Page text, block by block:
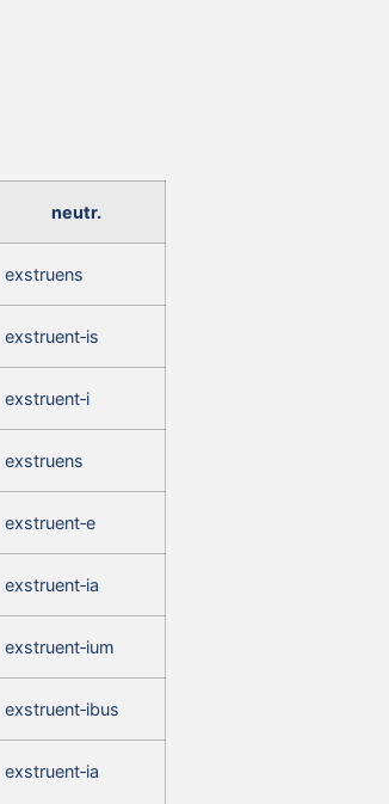
neutr.
exstruens
exstruent‑is
exstruent‑i
exstruens
exstruent‑e
exstruent‑ia
exstruent‑ium
exstruent‑ibus
exstruent‑ia